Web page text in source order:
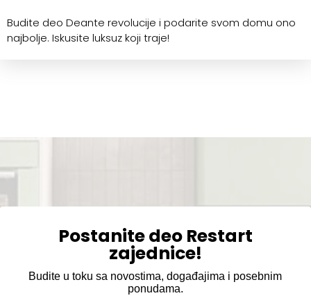
Budite deo Deante revolucije i podarite svom domu ono
najbolje. Iskusite luksuz koji traje!
Postanite deo Restart
zajednice!
Budite u toku sa novostima, događajima i posebnim
ponudama.